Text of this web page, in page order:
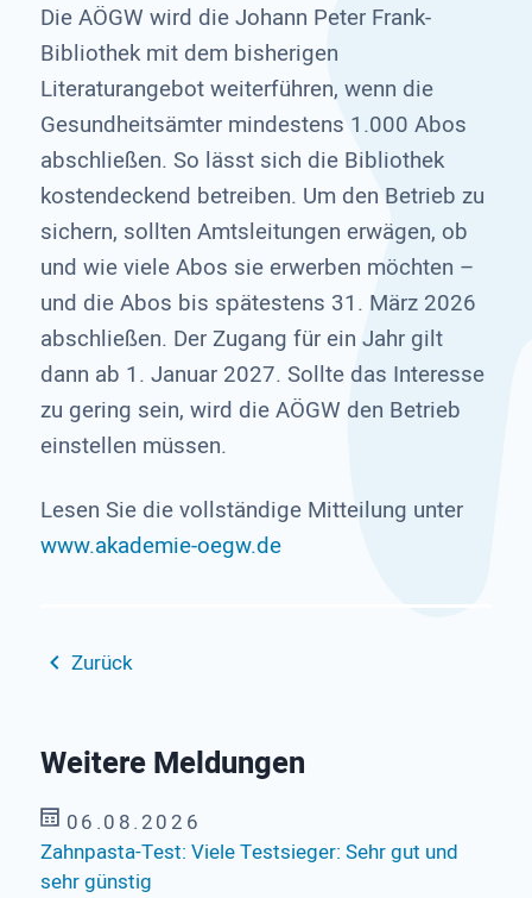
Die AÖGW wird die Johann Peter Frank-
Bibliothek mit dem bisherigen
Literaturangebot weiterführen, wenn die
Gesundheitsämter mindestens 1.000 Abos
abschließen. So lässt sich die Bibliothek
kostendeckend betreiben. Um den Betrieb zu
sichern, sollten Amtsleitungen erwägen, ob
und wie viele Abos sie erwerben möchten –
und die Abos bis spätestens 31. März 2026
abschließen. Der Zugang für ein Jahr gilt
dann ab 1. Januar 2027. Sollte das Interesse
zu gering sein, wird die AÖGW den Betrieb
einstellen müssen.
Lesen Sie die vollständige Mitteilung unter
www.akademie-oegw.de
Zurück
Weitere Meldungen
06.08.2026
Zahnpasta-Test: Viele Testsieger: Sehr gut und
sehr günstig